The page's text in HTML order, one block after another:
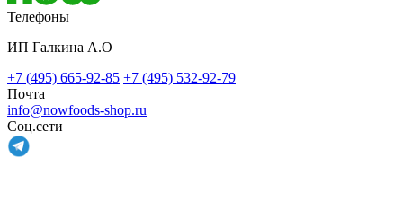
Телефоны
ИП Галкина А.О
+7 (495) 665-92-85 +7 (495) 532-92-79
Почта
info@nowfoods-shop.ru
Соц.сети